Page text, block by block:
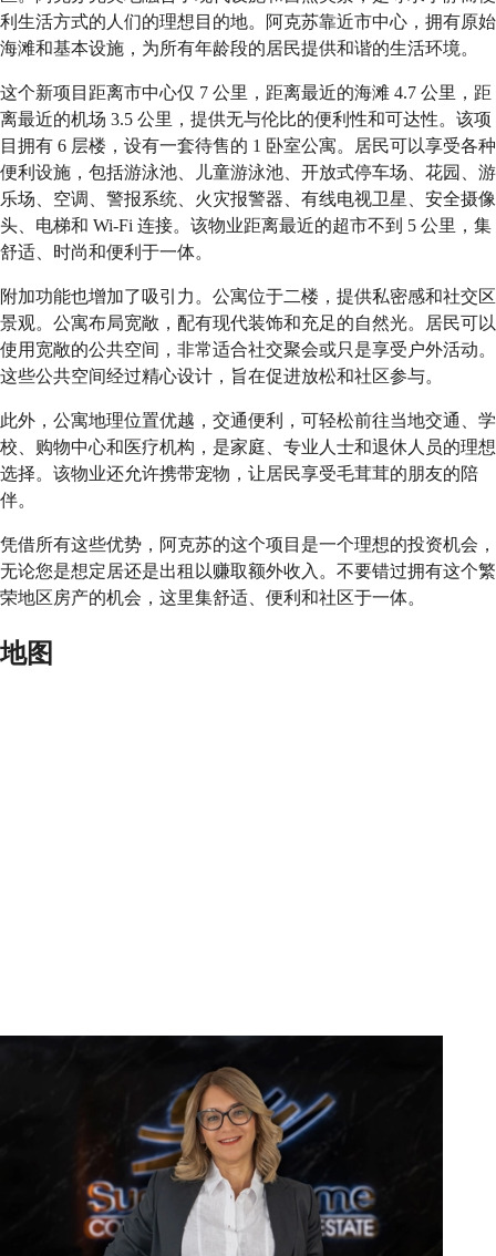
利生活方式的人们的理想目的地。阿克苏靠近市中心，拥有原始
海滩和基本设施，为所有年龄段的居民提供和谐的生活环境。
这个新项目距离市中心仅 7 公里，距离最近的海滩 4.7 公里，距
离最近的机场 3.5 公里，提供无与伦比的便利性和可达性。该项
目拥有 6 层楼，设有一套待售的 1 卧室公寓。居民可以享受各种
便利设施，包括游泳池、儿童游泳池、开放式停车场、花园、游
乐场、空调、警报系统、火灾报警器、有线电视卫星、安全摄像
头、电梯和 Wi-Fi 连接。该物业距离最近的超市不到 5 公里，集
舒适、时尚和便利于一体。
附加功能也增加了吸引力。公寓位于二楼，提供私密感和社交区
景观。公寓布局宽敞，配有现代装饰和充足的自然光。居民可以
使用宽敞的公共空间，非常适合社交聚会或只是享受户外活动。
这些公共空间经过精心设计，旨在促进放松和社区参与。
此外，公寓地理位置优越，交通便利，可轻松前往当地交通、学
校、购物中心和医疗机构，是家庭、专业人士和退休人员的理想
选择。该物业还允许携带宠物，让居民享受毛茸茸的朋友的陪
伴。
凭借所有这些优势，阿克苏的这个项目是一个理想的投资机会，
无论您是想定居还是出租以赚取额外收入。 不要错过拥有这个繁
荣地区房产的机会，这里集舒适、便利和社区于一体。
地图